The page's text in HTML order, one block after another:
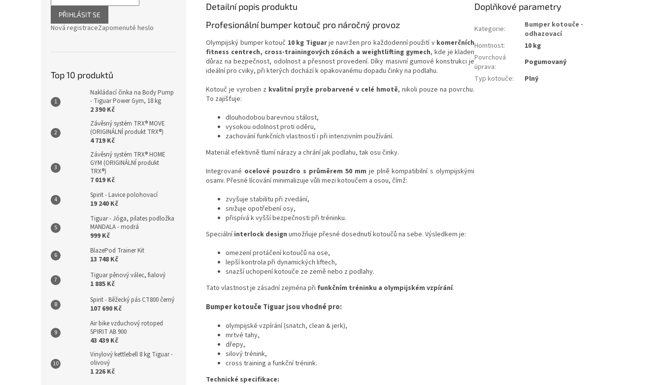
PŘIHLÁSIT SE
Nová registraceZapomenuté heslo
Top 10 produktů
Nakládací činka na Body Pump
- Tiguar Power Gym, 18 kg
2 390 Kč
Závěsný systém TRX® MOVE
(ORIGINÁLNÍ produkt TRX®)
4 719 Kč
Závěsný systém TRX® HOME
GYM (ORIGINÁLNÍ produkt
TRX®)
7 019 Kč
Spirit - Lavice polohovací
19 240 Kč
Tiguar - Jóga, pilates podložka
MANDALA - modrá
999 Kč
BlazePod Trainer Kit
13 748 Kč
Tiguar pěnový válec, fialový
1 885 Kč
Spirit - Běžecký pás CT800 černý
107 690 Kč
Air bike vzduchový rotoped
SPIRIT AB 900
43 439 Kč
Vinylový kettlebell 8 kg Tiguar -
olivový
1 226 Kč
Detailní popis produktu
Profesionální bumper kotouč pro náročný provoz
Olympijský bumper kotouč 10 kg Tiguarje navržen pro každodenní použití v komerčních
fitness centrech, cross-trainingových zónách a weightlifting gymech, kde je kladen
důraz na bezpečnost, odolnost a přesnost provedení. Díky masivní gumové konstrukci je
ideální pro cviky, při kterých dochází k opakovanému dopadu činky na podlahu.
Kotouč je vyroben z kvalitní pryže probarvené v celé hmotě, nikoli pouze na povrchu.
To zajišťuje:
dlouhodobou barevnou stálost,
vysokou odolnost proti oděru,
zachování funkčních vlastností i při intenzivním používání.
Materiál efektivně tlumí nárazy a chrání jak podlahu, tak osu činky.
Integrované ocelové pouzdro s průměrem 50 mm je plně kompatibilní s olympijskými
osami. Přesné lícování minimalizuje vůli mezi kotoučem a osou, čímž:
zvyšuje stabilitu při zvedání,
snižuje opotřebení osy,
přispívá k vyšší bezpečnosti při tréninku.
Speciálníinterlock design umožňuje přesné dosednutí kotoučů na sebe. Výsledkem je:
omezení protáčení kotoučů na ose,
lepší kontrola při dynamických liftech,
snazší uchopení kotouče ze země nebo z podlahy.
Tato vlastnost je zásadní zejména při funkčním tréninku a olympijském vzpírání.
Bumper kotouče Tiguar jsou vhodné pro:
olympijské vzpírání (snatch, clean & jerk),
mrtvé tahy,
dřepy,
silový trénink,
cross training a funkční trénink.
Technické specifikace:
Doplňkové parametry
Kategorie:
Bumper kotouče -
odhazovací
Homtnost:
10 kg
Povrchová
úprava:
Pogumovaný
Typ kotouče: Plný